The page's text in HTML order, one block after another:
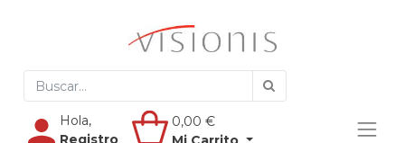
Hola,
Registro
0,00 €